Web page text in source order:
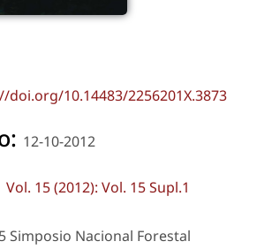
doi.org/10.14483/2256201X.3873
12-10-2012
Vol. 15 (2012): Vol. 15 Supl.1
5 Simposio Nacional Forestal